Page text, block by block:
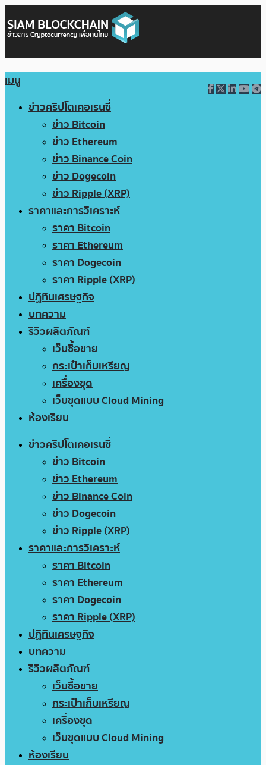
เมนู
ข่าวคริปโตเคอเรนซี่
ข่าว Bitcoin
ข่าว Ethereum
ข่าว Binance Coin
ข่าว Dogecoin
ข่าว Ripple (XRP)
ราคาและการวิเคราะห์
ราคา Bitcoin
ราคา Ethereum
ราคา Dogecoin
ราคา Ripple (XRP)
ปฏิทินเศรษฐกิจ
บทความ
รีวิวผลิตภัณฑ์
เว็บซื้อขาย
กระเป๋าเก็บเหรียญ
เครื่องขุด
เว็บขุดแบบ Cloud Mining
ห้องเรียน
ข่าวคริปโตเคอเรนซี่
ข่าว Bitcoin
ข่าว Ethereum
ข่าว Binance Coin
ข่าว Dogecoin
ข่าว Ripple (XRP)
ราคาและการวิเคราะห์
ราคา Bitcoin
ราคา Ethereum
ราคา Dogecoin
ราคา Ripple (XRP)
ปฏิทินเศรษฐกิจ
บทความ
รีวิวผลิตภัณฑ์
เว็บซื้อขาย
กระเป๋าเก็บเหรียญ
เครื่องขุด
เว็บขุดแบบ Cloud Mining
ห้องเรียน